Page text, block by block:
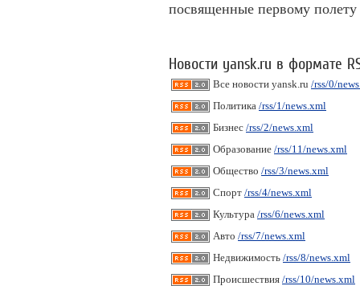
посвященные первому полету
Новости yansk.ru в формате
Все новости yansk.ru /rss/0/
Политика /rss/1/news.xml
Бизнес /rss/2/news.xml
Образование /rss/11/news.xml
Общество /rss/3/news.xml
Спорт /rss/4/news.xml
Культура /rss/6/news.xml
Авто /rss/7/news.xml
Недвижимость /rss/8/news.xml
Происшествия /rss/10/news.xml